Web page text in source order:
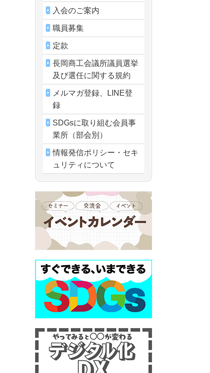
入会のご案内
職員募集
定款
長岡商工会議所議員選挙
及び選任に関する規約
メルマガ登録、LINE登
録
SDGsに取り組む会員事
業所（部会別）
情報発信ポリシー・セキ
ュリティについて